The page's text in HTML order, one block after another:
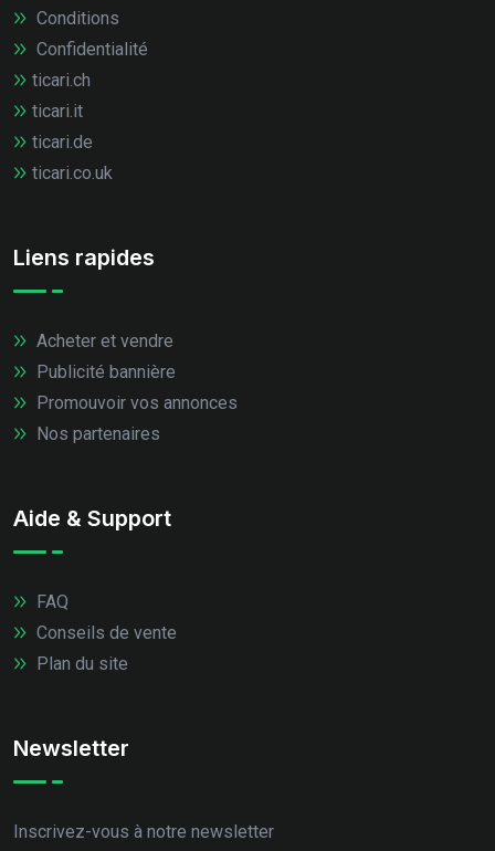
Conditions
Confidentialité
ticari.ch
ticari.it
ticari.de
ticari.co.uk
Liens rapides
Acheter et vendre
Publicité bannière
Promouvoir vos annonces
Nos partenaires
Aide & Support
FAQ
Conseils de vente
Plan du site
Newsletter
Inscrivez-vous à notre newsletter